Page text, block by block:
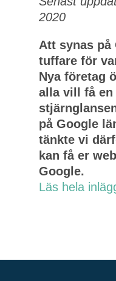
2020
Att synas
tuffare för
Nya företag
alla vill få
på Google
tänkte vi
kan få er
Google.
Läs hela